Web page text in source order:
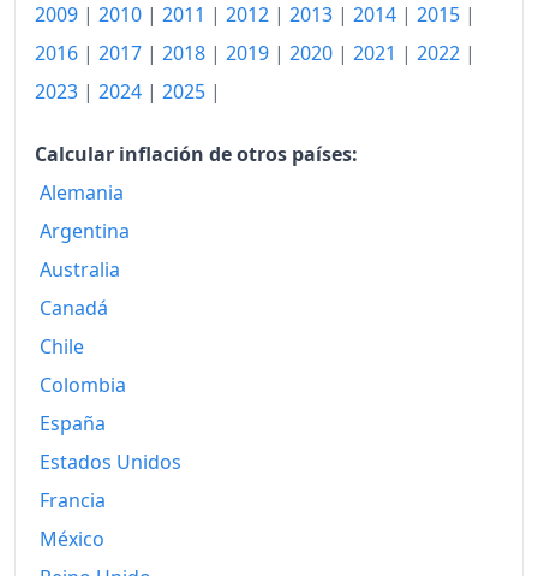
2009 | 2010 | 2011 | 2012 | 2013 | 2014 | 2015 |
2016 | 2017 | 2018 | 2019 | 2020 | 2021 | 2022 |
2023 | 2024 | 2025 |
Calcular inflación de otros países:
Alemania
Argentina
Australia
Canadá
Chile
Colombia
España
Estados Unidos
Francia
México